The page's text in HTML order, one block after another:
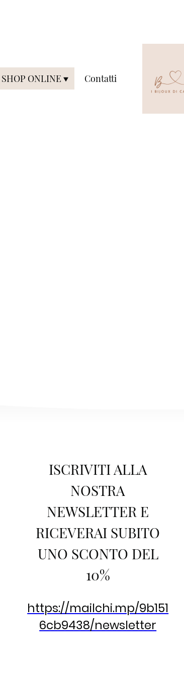
SHOP ONLINE Contatti
ISCRIVITI ALLA
NOSTRA
NEWSLETTER E
RICEVERAI SUBITO
UNO SCONTO DEL
10%
https://mailchi.mp/9b151
6cb9438/newsletter